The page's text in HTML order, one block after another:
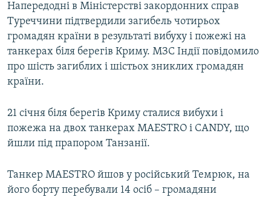
Напередодні в Міністерстві закордонних справ
Туреччини підтвердили загибель чотирьох
громадян країни в результаті вибуху і пожежі на
танкерах біля берегів Криму. МЗС Індії повідомило
про шість загиблих і шістьох зниклих громадян
країни.
21 січня біля берегів Криму сталися вибухи і
пожежа на двох танкерах MAESTRO і CANDY, що
йшли під прапором Танзанії.
Танкер MAESTRO йшов у російський Темрюк, на
його борту перебували 14 осіб – громадяни